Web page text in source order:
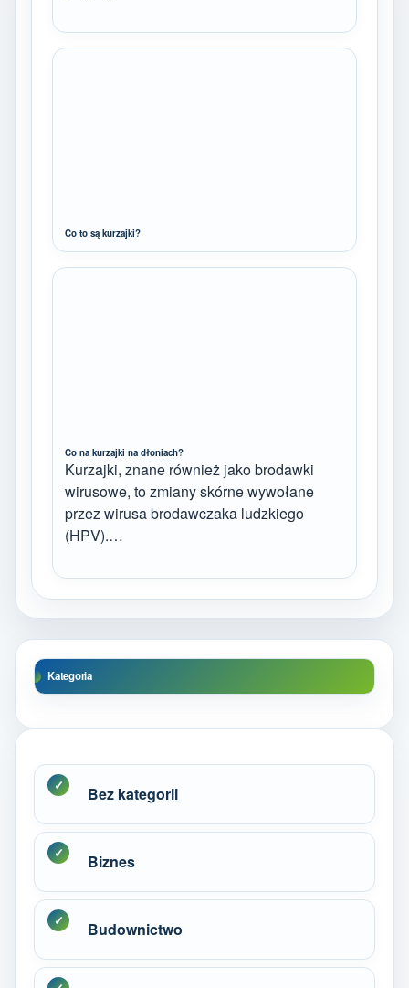
Co to są kurzajki?
Co na kurzajki na dłoniach?
Kurzajki, znane również jako brodawki
wirusowe, to zmiany skórne wywołane
przez wirusa brodawczaka ludzkiego
(HPV).…
Kategoria
Bez kategorii
Biznes
Budownictwo